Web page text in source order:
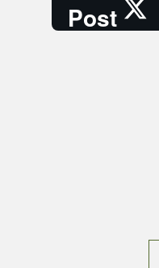
Post